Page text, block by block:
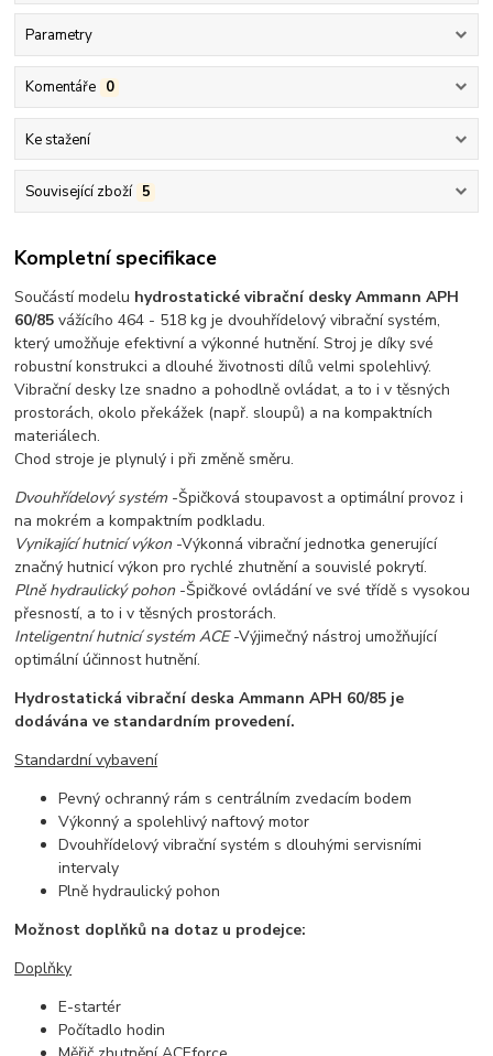
Parametry
Komentáře 0
Ke stažení
Související zboží 5
Kompletní specifikace
Součástí modelu hydrostatické vibrační desky Ammann APH
60/85 vážícího 464 - 518 kg je dvouhřídelový vibrační systém,
který umožňuje efektivní a výkonné hutnění. Stroj je díky své
robustní konstrukci a dlouhé životnosti dílů velmi spolehlivý.
Vibrační desky lze snadno a pohodlně ovládat, a to i v těsných
prostorách, okolo překážek (např. sloupů) a na kompaktních
materiálech.
Chod stroje je plynulý i při změně směru.
Dvouhřídelový systém-Špičková stoupavost a optimální provoz i
na mokrém a kompaktním podkladu.
Vynikající hutnicí výkon -Výkonná vibrační jednotka generující
značný hutnicí výkon pro rychlé zhutnění a souvislé pokrytí.
Plně hydraulický pohon -Špičkové ovládání ve své třídě s vysokou
přesností, a to i v těsných prostorách.
Inteligentní hutnicí systém ACE-Výjimečný nástroj umožňující
optimální účinnost hutnění.
Hydrostatická vibrační deska Ammann APH 60/85 je
dodávána ve standardním provedení.
Standardní vybavení
Pevný ochranný rám s centrálním zvedacím bodem
Výkonný a spolehlivý naftový motor
Dvouhřídelový vibrační systém s dlouhými servisními
intervaly
Plně hydraulický pohon
Možnost doplňků na dotaz u prodejce:
Doplňky
E-startér
Počítadlo hodin